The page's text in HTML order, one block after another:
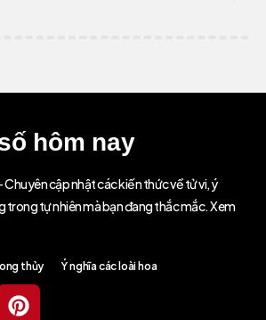
hôm nay
Chuyên cập nhật các kiến thức về tử vi, ý
trong tự nhiên mà bạn đang thắc mắc. Xem
thủy Ý nghĩa các loài hoa